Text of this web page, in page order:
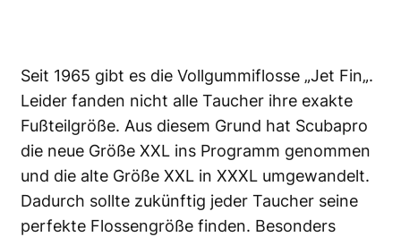
Seit 1965 gibt es die Vollgummiflosse „Jet Fin„.
Leider fanden nicht alle Taucher ihre exakte
Fußteilgröße. Aus diesem Grund hat Scubapro
die neue Größe XXL ins Programm genommen
und die alte Größe XXL in XXXL umgewandelt.
Dadurch sollte zukünftig jeder Taucher seine
perfekte Flossengröße finden. Besonders